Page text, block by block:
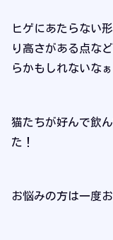
ヒゲにあたらない
り高さがある点な
らかもしれないな
猫たちが好んで飲
た！
お悩みの方は一度